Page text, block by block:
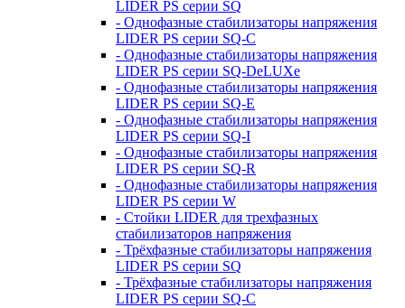
LIDER PS серии SQ
- Однофазные стабилизаторы напряжения
LIDER PS серии SQ-C
- Однофазные стабилизаторы напряжения
LIDER PS серии SQ-DeLUXe
- Однофазные стабилизаторы напряжения
LIDER PS серии SQ-E
- Однофазные стабилизаторы напряжения
LIDER PS серии SQ-I
- Однофазные стабилизаторы напряжения
LIDER PS серии SQ-R
- Однофазные стабилизаторы напряжения
LIDER PS серии W
- Стойки LIDER для трехфазных
стабилизаторов напряжения
- Трёхфазные стабилизаторы напряжения
LIDER PS серии SQ
- Трёхфазные стабилизаторы напряжения
LIDER PS серии SQ-C